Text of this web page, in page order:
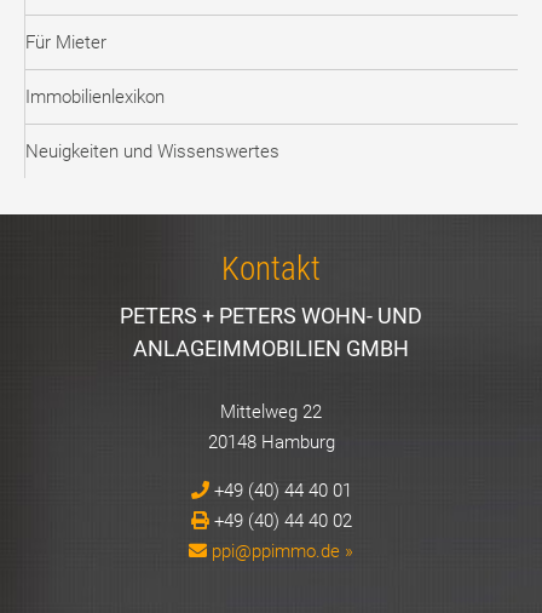
Für Mieter
Immobilienlexikon
Neuigkeiten und Wissenswertes
Kontakt
PETERS + PETERS WOHN- UND
ANLAGEIMMOBILIEN GMBH
Mittelweg 22
20148 Hamburg
+49 (40) 44 40 01
+49 (40) 44 40 02
ppi@ppimmo.de »